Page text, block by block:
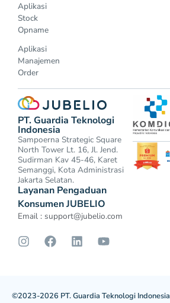
Aplikasi
Stock
Opname
Aplikasi
Manajemen
Order
PT. Guardia Teknologi
Indonesia
Sampoerna Strategic Square
North Tower Lt. 16, Jl. Jend.
Sudirman Kav 45-46, Karet
Semanggi, Kota Administrasi
Jakarta Selatan.
Layanan Pengaduan
Konsumen JUBELIO
Email : support@jubelio.com
©2023-2026 PT. Guardia Teknologi Indonesia